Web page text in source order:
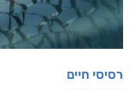
רסיסי חיים